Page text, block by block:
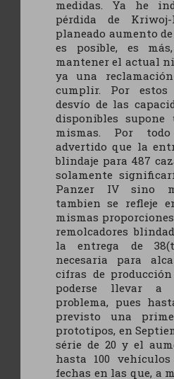
medidas. Ya he
pérdida de
planeado aumento
es posible, es
mantener el actual
ya una
cumplir. Por
desvío de las
disponibles
mismas. Por
advertido que la
blindaje para 487
solamente
Panzer IV sino
tambien se refleje
mismas
remolcadores
la entrega de
necesaria para
cifras de
poderse llevar a
problema, pues
previsto una
prototipos, en
série de 20 y el
hasta 100
fechas en las que, a